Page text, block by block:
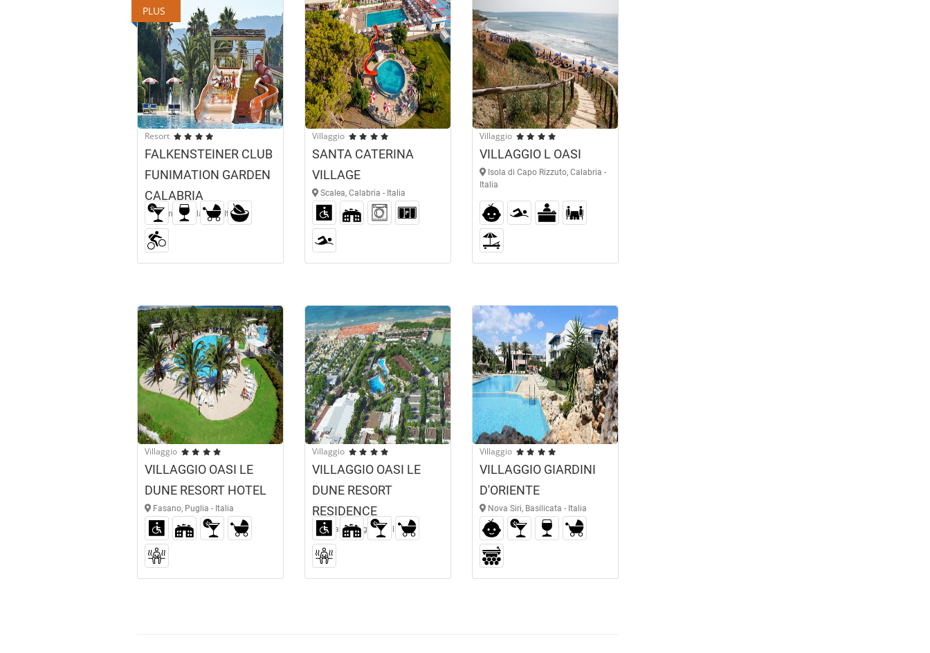
PLUS
Resort
FALKENSTEINER CLUB
FUNIMATION GARDEN
CALABRIA
Curinga, Calabria - Italia
Villaggio
SANTA CATERINA
VILLAGE
Scalea, Calabria - Italia
Villaggio
VILLAGGIO L OASI
Isola di Capo Rizzuto, Calabria -
Italia
Villaggio
VILLAGGIO OASI LE
DUNE RESORT HOTEL
Fasano, Puglia - Italia
Villaggio
VILLAGGIO OASI LE
DUNE RESORT
RESIDENCE
Fasano, Puglia - Italia
Villaggio
VILLAGGIO GIARDINI
D'ORIENTE
Nova Siri, Basilicata - Italia